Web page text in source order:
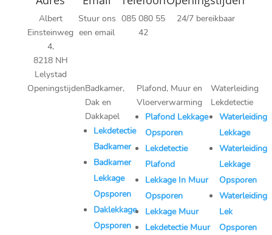
Albert
Einsteinweg
4,
8218 NH
Lelystad
Stuur ons
een email
085 080 55
42
24/7 bereikbaar
OpeningstijdenBadkamer,
Dak en
Dakkapel
Lekdetectie
Badkamer
Badkamer
Lekkage
Opsporen
Daklekkage
Opsporen
Plafond, Muur en
Vloerverwarming
Plafond Lekkage
Opsporen
Lekdetectie
Plafond
Lekkage In Muur
Opsporen
Lekkage Muur
Lekdetectie Muur
Waterleiding
Lekdetectie
Waterleiding
Lekkage
Waterleiding
Lekkage
Opsporen
Waterleiding
Lek
Opsporen